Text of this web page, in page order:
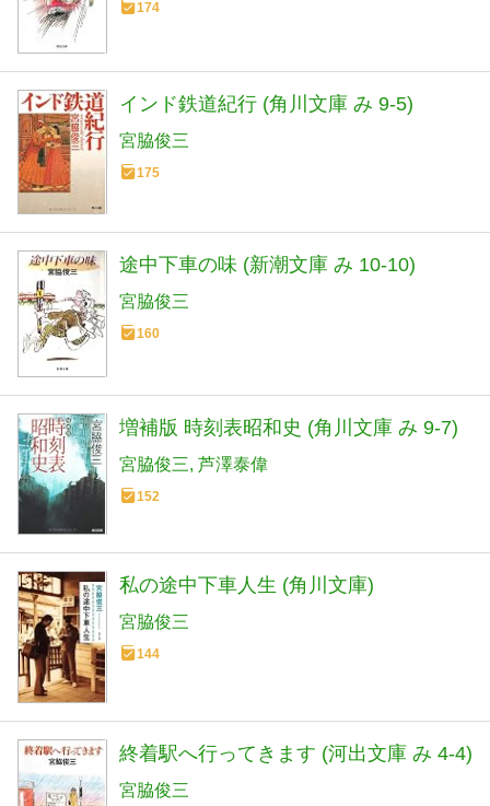
174
インド鉄道紀行 (角川文庫 み 9-5)
宮脇俊三
175
途中下車の味 (新潮文庫 み 10-10)
宮脇俊三
160
増補版 時刻表昭和史 (角川文庫 み 9-7)
宮脇俊三 芦澤泰偉
152
私の途中下車人生 (角川文庫)
宮脇俊三
144
終着駅へ行ってきます (河出文庫 み 4-4)
宮脇俊三